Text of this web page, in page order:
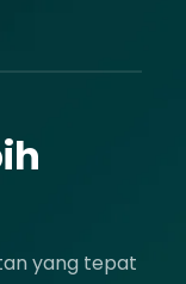
yang tepat